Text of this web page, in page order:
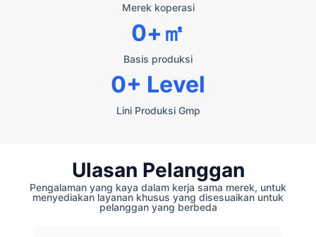
Merek koperasi
Basis produksi
0+㎡
Lini Produksi Gmp
0+ Level
Ulasan Pelanggan
Pengalaman yang kaya dalam kerja sama merek, untuk
menyediakan layanan khusus yang disesuaikan untuk
pelanggan yang berbeda